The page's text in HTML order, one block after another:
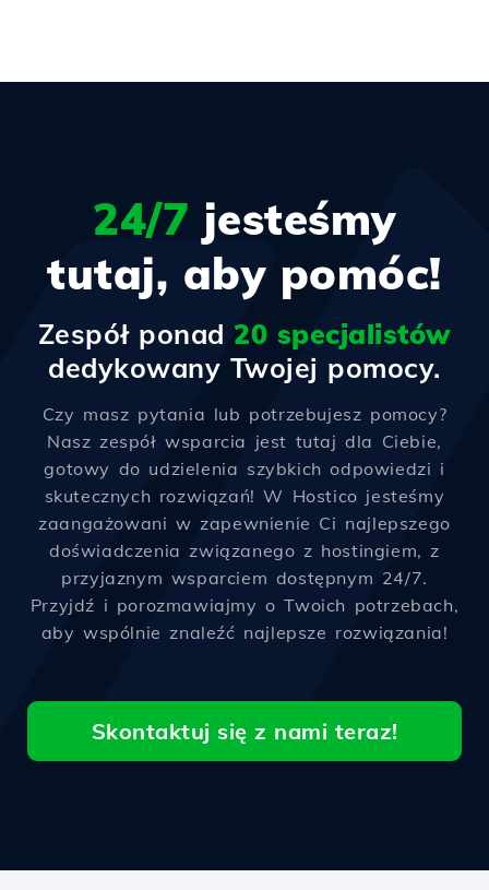
24/7 jesteśmy
tutaj, aby pomóc!
Zespół ponad 20 specjalistów
dedykowany Twojej pomocy.
Czy masz pytania lub potrzebujesz pomocy?
Nasz zespół wsparcia jest tutaj dla Ciebie,
gotowy do udzielenia szybkich odpowiedzi i
skutecznych rozwiązań! W Hostico jesteśmy
zaangażowani w zapewnienie Ci najlepszego
doświadczenia związanego z hostingiem, z
przyjaznym wsparciem dostępnym 24/7.
Przyjdź i porozmawiajmy o Twoich potrzebach,
aby wspólnie znaleźć najlepsze rozwiązania!
Skontaktuj się z nami teraz!